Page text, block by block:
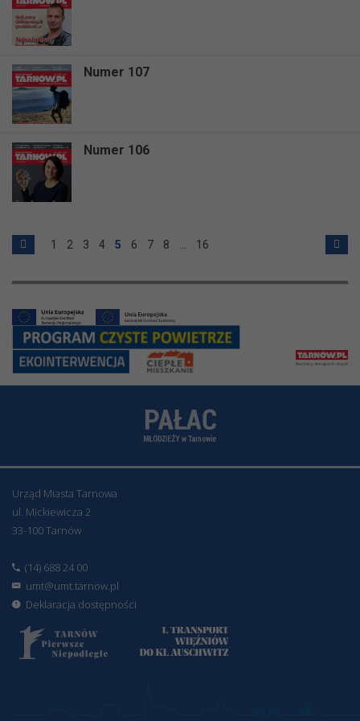
Numer 107
Numer 106
1 2 3 4 5 6 7 8 16
Urząd Miasta Tarnowa
ul. Mickiewicza 2
33-100 Tarnów
(14) 688 24 00
umt@umt.tarnow.pl
Deklaracja dostępności